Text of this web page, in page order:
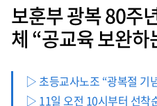
보훈부 광복 80주
체 “공교육 보완
▷ 초등교사노조 “광복절 기
▷ 11일 오전 10시부터 선착